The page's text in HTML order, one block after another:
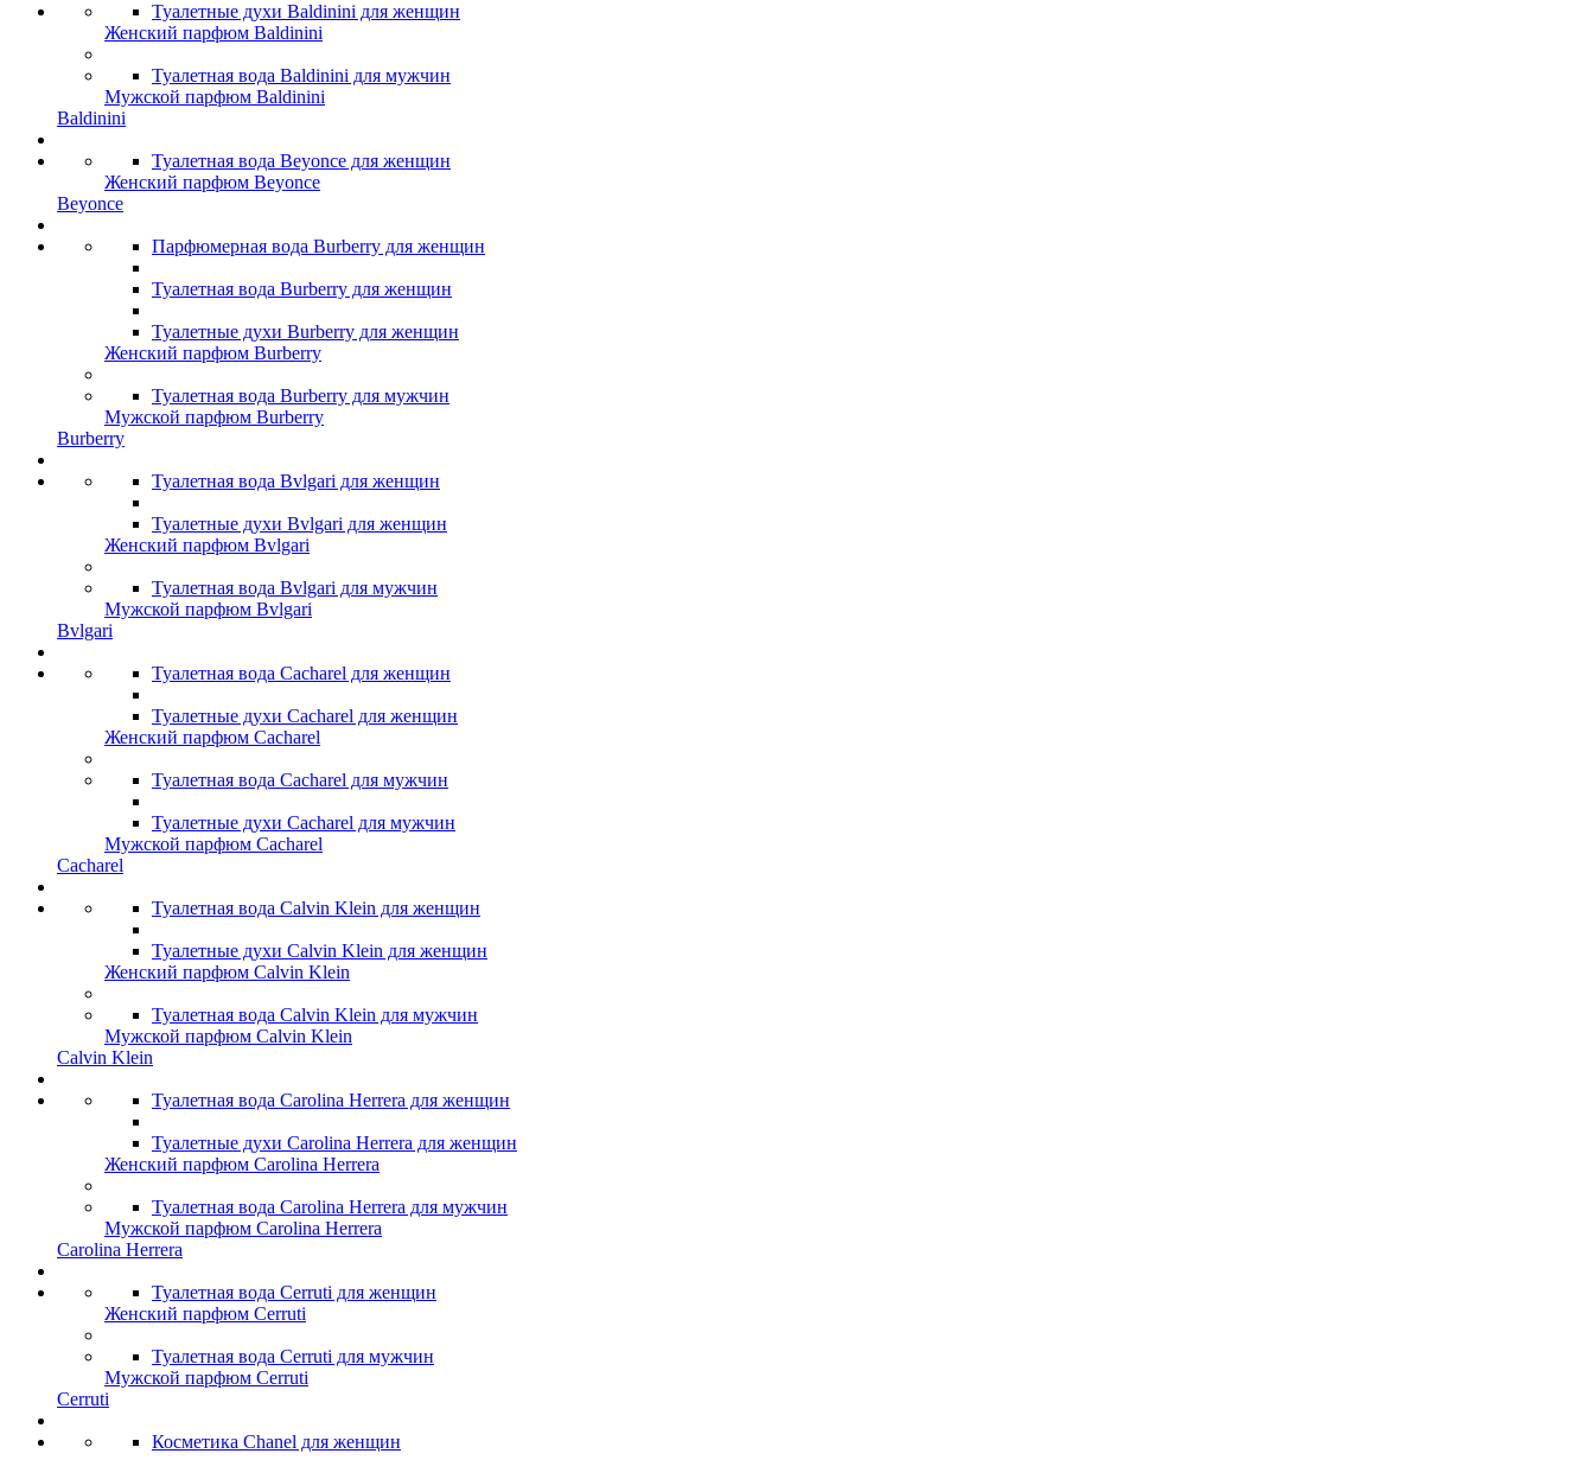
Туалетные духи Baldinini для женщин
Женский парфюм Baldinini
Туалетная вода Baldinini для мужчин
Мужской парфюм Baldinini
Baldinini
Туалетная вода Beyonce для женщин
Женский парфюм Beyonce
Beyonce
Парфюмерная вода Burberry для женщин
Туалетная вода Burberry для женщин
Туалетные духи Burberry для женщин
Женский парфюм Burberry
Туалетная вода Burberry для мужчин
Мужской парфюм Burberry
Burberry
Туалетная вода Bvlgari для женщин
Туалетные духи Bvlgari для женщин
Женский парфюм Bvlgari
Туалетная вода Bvlgari для мужчин
Мужской парфюм Bvlgari
Bvlgari
Туалетная вода Cacharel для женщин
Туалетные духи Cacharel для женщин
Женский парфюм Cacharel
Туалетная вода Cacharel для мужчин
Туалетные духи Cacharel для мужчин
Мужской парфюм Cacharel
Cacharel
Туалетная вода Calvin Klein для женщин
Туалетные духи Calvin Klein для женщин
Женский парфюм Calvin Klein
Туалетная вода Calvin Klein для мужчин
Мужской парфюм Calvin Klein
Calvin Klein
Туалетная вода Carolina Herrera для женщин
Туалетные духи Carolina Herrera для женщин
Женский парфюм Carolina Herrera
Туалетная вода Carolina Herrera для мужчин
Мужской парфюм Carolina Herrera
Carolina Herrera
Туалетная вода Cerruti для женщин
Женский парфюм Cerruti
Туалетная вода Cerruti для мужчин
Мужской парфюм Cerruti
Cerruti
Косметика Chanel для женщин